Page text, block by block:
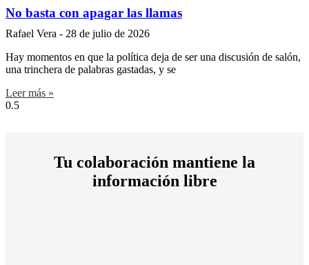
No basta con apagar las llamas
Rafael Vera
28 de julio de 2026
Hay momentos en que la política deja de ser una discusión de salón,
una trinchera de palabras gastadas, y se
Leer más »
Tu colaboración mantiene la
información libre